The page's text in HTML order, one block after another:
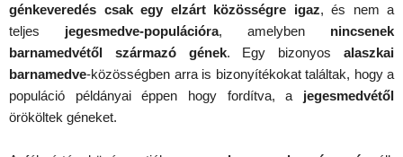
génkeveredés csak egy elzárt közösségre igaz, és nem a
teljes jegesmedve-populációra, amelyben nincsenek
barnamedvétől származó gének. Egy bizonyosalaszkai
barnamedve-közösségben arra is bizonyítékokat találtak, hogy a
populáció példányai éppen hogy fordítva, a jegesmedvétől
örököltek géneket.